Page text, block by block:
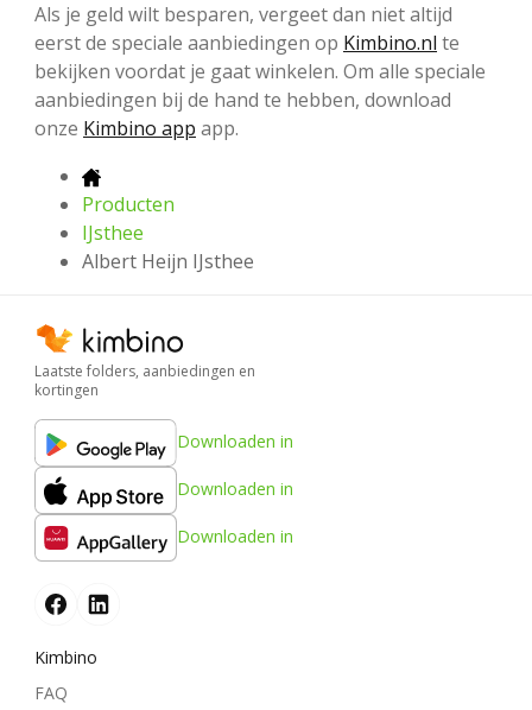
Als je geld wilt besparen, vergeet dan niet altijd
eerst de speciale aanbiedingen op Kimbino.nl te
bekijken voordat je gaat winkelen. Om alle speciale
aanbiedingen bij de hand te hebben, download
onze Kimbino app app.
Producten
IJsthee
Albert Heijn IJsthee
Laatste folders, aanbiedingen en
kortingen
Downloaden in
Downloaden in
Downloaden in
Kimbino
FAQ